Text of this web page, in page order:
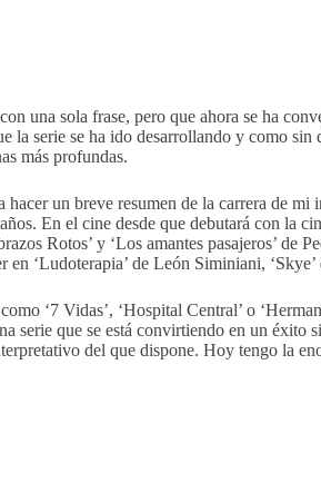
una sola frase, pero que ahora se ha
la serie se ha ido desarrollando y como
más profundas.
un breve resumen de la carrera de
En el cine desde que debutará con la
Rotos’ y ‘Los amantes pasajeros’
‘Ludoterapia’ de León Siminiani,
‘7 Vidas’, ‘Hospital Central’ o
serie que se está convirtiendo en un éxito
del que dispone. Hoy tengo la